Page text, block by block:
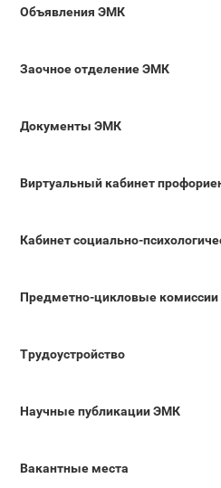
Объявления ЭМК
Заочное отделение ЭМК
Документы ЭМК
Виртуальный кабинет
Кабинет социально-
Предметно-цикловые
Трудоустройство
Научные публикации ЭМК
Вакантные места